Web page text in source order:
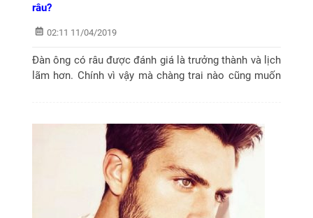
râu?
02:11 11/04/2019
Đàn ông có râu được đánh giá là trưởng thành và lịch
lãm hơn. Chính vì vậy mà chàng trai nào cũng muốn